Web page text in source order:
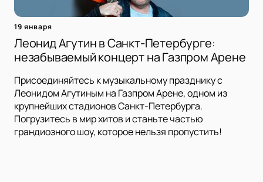
19 января
Леонид Агутин в Санкт-Петербурге:
незабываемый концерт на Газпром Арене
Присоединяйтесь к музыкальному празднику с
Леонидом Агутиным на Газпром Арене, одном из
крупнейших стадионов Санкт-Петербурга.
Погрузитесь в мир хитов и станьте частью
грандиозного шоу, которое нельзя пропустить!